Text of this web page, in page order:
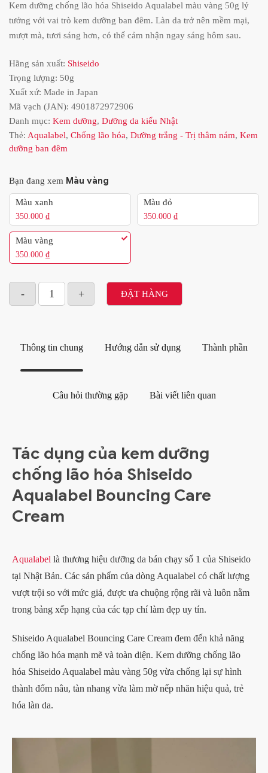
Kem dưỡng chống lão hóa Shiseido Aqualabel màu vàng 50g lý
tưởng với vai trò kem dưỡng ban đêm. Làn da trở nên mềm mại,
mượt mà, tươi sáng hơn, có thể cảm nhận ngay sáng hôm sau.
Hãng sản xuất: Shiseido
Trọng lượng: 50g
Xuất xứ: Made in Japan
Mã vạch (JAN): 4901872972906
Danh mục: Kem dưỡng, Dưỡng da kiểu Nhật
Thẻ: Aqualabel, Chống lão hóa, Dưỡng trắng - Trị thâm nám, Kem
dưỡng ban đêm
Bạn đang xem Màu vàng
Màu xanh
350.000 ₫
Màu đỏ
350.000 ₫
Màu vàng
350.000 ₫
ĐẶT HÀNG
Thông tin chung Hướng dẫn sử dụng Thành phần
Câu hỏi thường gặp Bài viết liên quan
Tác dụng của kem dưỡng
chống lão hóa Shiseido
Aqualabel Bouncing Care
Cream
Aqualabel là thương hiệu dưỡng da bán chạy số 1 của Shiseido
tại Nhật Bản. Các sản phẩm của dòng Aqualabel có chất lượng
vượt trội so với mức giá, được ưa chuộng rộng rãi và luôn nằm
trong bảng xếp hạng của các tạp chí làm đẹp uy tín.
Shiseido Aqualabel Bouncing Care Cream đem đến khả năng
chống lão hóa mạnh mẽ và toàn diện. Kem dưỡng chống lão
hóa Shiseido Aqualabel màu vàng 50g vừa chống lại sự hình
thành đốm nâu, tàn nhang vừa làm mờ nếp nhăn hiệu quả, trẻ
hóa làn da.